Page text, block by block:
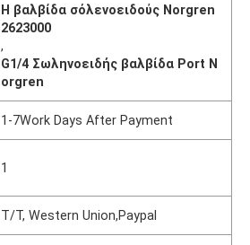
Η βαλβίδα σόλενοειδούς Norgren
2623000
,
G1/4 Σωληνοειδής βαλβίδα Port N
orgren
1-7Work Days After Payment
1
T/T, Western Union,Paypal